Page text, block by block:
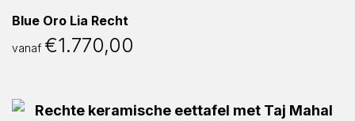
Blue Oro Lia Recht
vanaf €1.770,00